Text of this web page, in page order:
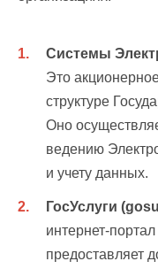
Системы
Это
структуре
Оно
ведению
и учету данных.
ГосУслуги
интернет-
предоставляет